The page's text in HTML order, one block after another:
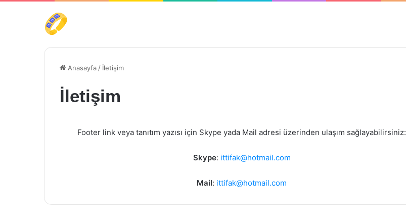
Anasayfa / İletişim
İletişim
Footer link veya tanıtım yazısı için Skype yada Mail adresi üzerinden ulaşım sağlayabilirsiniz:
Skype: ittifak@hotmail.com
Mail: ittifak@hotmail.com